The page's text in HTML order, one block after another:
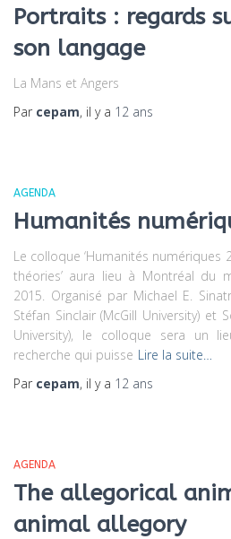
Portraits : regards
son langage
La Mans et Angers
Par cepam, il y a 12 ans
AGENDA
Humanités
Le colloque ‘Humanités numériques
théories’ aura lieu à Montréal du
2015. Organisé par Michael E.
Stéfan Sinclair (McGill University) et
University), le colloque sera un
recherche qui puisse Lire la suite…
Par cepam, il y a 12 ans
AGENDA
The allegorical
animal allegory